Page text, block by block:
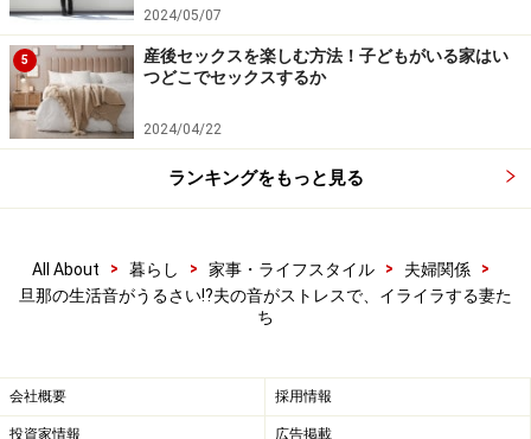
だんなにイライラしたときの対処法……キレない妻は
こっそり実践
小さな言葉で大きな変化！夫の心に響く声かけのコ
ツ
「夫源病」の危険度チェックシート！ 旦那が体調不
※記事内容は執筆時点のものです。最新の内容をご確認くださ
い。
Amazonで夫婦関係の書籍をチェック！
2024/05/07
5
産後セックスを楽しむ方法！子どもがいる家はい
つどこでセックスするか
2024/04/22
ランキングをもっと見る
All About > 暮らし > 家事・ライフスタイル > 夫婦関係
>
旦那の生活音がうるさい⁉︎夫の音がストレスで、イライラする妻た
ち
会社概要 採用情報
投資家情報 広告掲載